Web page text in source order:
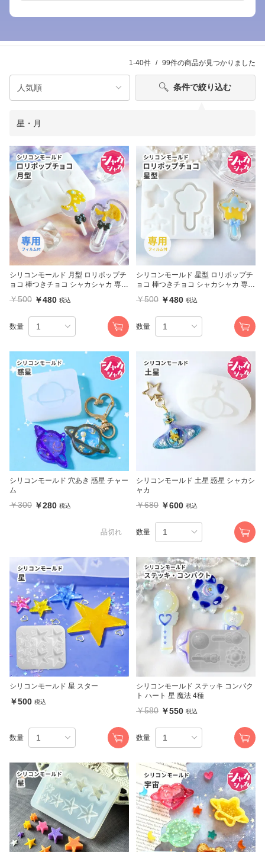
1-40件 99件の商品が見つかりました
条件で絞り込む
星・月
シリコンモールド 月型 ロリポップチ
ョコ 棒つきチョコ シャカシャカ 専用
￥500 ￥480 税込
数量
シリコンモールド 星型 ロリポップチ
ョコ 棒つきチョコ シャカシャカ 専用
￥500 ￥480 税込
数量
シリコンモールド 穴あき 惑星 チャー
ム
￥300 ￥280 税込
品切れ
シリコンモールド 土星 惑星 シャカシ
ャカ
￥680 ￥600 税込
数量
シリコンモールド 星 スター
￥500 税込
数量
シリコンモールド ステッキ コンパク
ト ハート 星 魔法 4種
￥580 ￥550 税込
数量